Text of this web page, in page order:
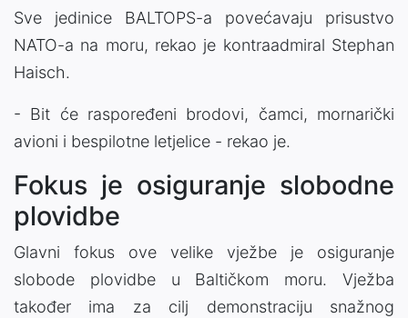
Sve jedinice BALTOPS-a povećavaju prisustvo
NATO-a na moru, rekao je kontraadmiral Stephan
Haisch.
- Bit će raspoređeni brodovi, čamci, mornarički
avioni i bespilotne letjelice - rekao je.
Fokus je osiguranje slobodne
plovidbe
Glavni fokus ove velike vježbe je osiguranje
slobode plovidbe u Baltičkom moru. Vježba
također ima za cilj demonstraciju snažnog